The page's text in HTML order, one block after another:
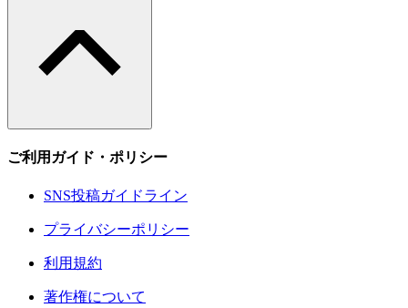
ご利用ガイド・ポリシー
SNS投稿ガイドライン
プライバシーポリシー
利用規約
著作権について